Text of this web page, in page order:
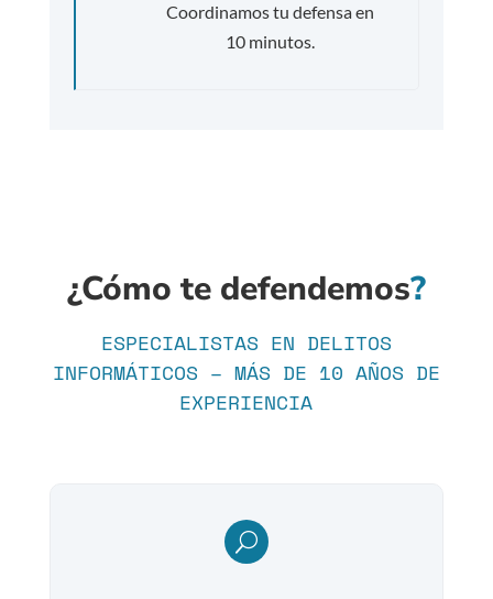
Coordinamos tu defensa en
10 minutos.
¿Cómo te defendemos?
ESPECIALISTAS EN DELITOS
INFORMÁTICOS – MÁS DE 10 AÑOS DE
EXPERIENCIA
U